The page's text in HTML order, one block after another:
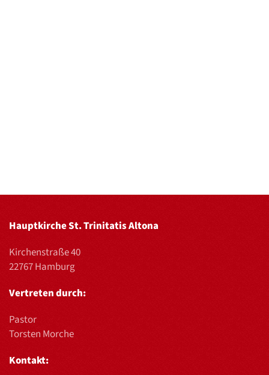
Hauptkirche St. Trinitatis Altona
Kirchenstraße 40
22767 Hamburg
Vertreten durch:
Pastor
Torsten Morche
Kontakt: